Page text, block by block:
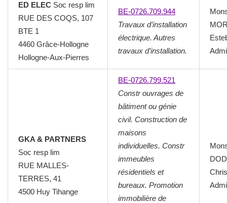
ED ELEC Soc resp lim
RUE DES COQS, 107
BTE 1
4460 Grâce-Hollogne
Hollogne-Aux-Pierres
BE-0726.709.944
Travaux d’installation
électrique. Autres
travaux d’installation.
GKA & PARTNERS
Soc resp lim
RUE MALLES-
TERRES, 41
4500 Huy Tihange
BE-0726.799.521
Constr ouvrages de
bâtiment ou génie
civil. Construction de
maisons
individuelles. Constr
immeubles
résidentiels et
bureaux. Promotion
immobilière de